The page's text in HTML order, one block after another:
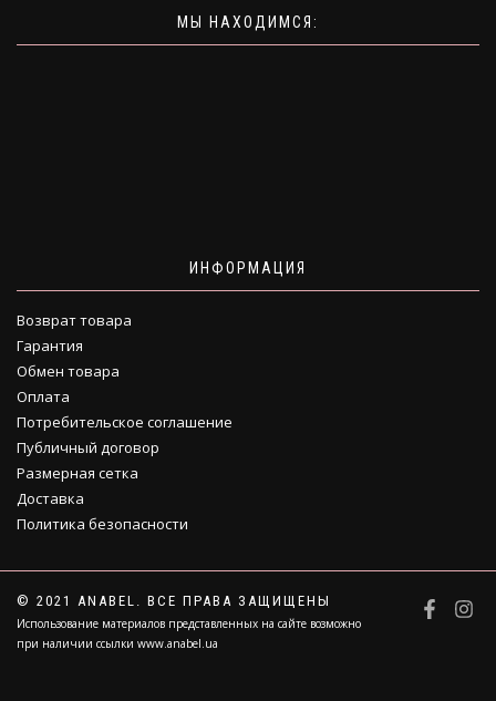
МЫ НАХОДИМСЯ:
ИНФОРМАЦИЯ
Возврат товара
Гарантия
Обмен товара
Оплата
Потребительское соглашение
Публичный договор
Размерная сетка
Доставка
Политика безопасности
© 2021 ANABEL. ВСЕ ПРАВА ЗАЩИЩЕНЫ
Использование материалов представленных на сайте возможно
при наличии ссылки www.anabel.ua